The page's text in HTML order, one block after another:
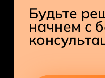
Будьте
начнем с